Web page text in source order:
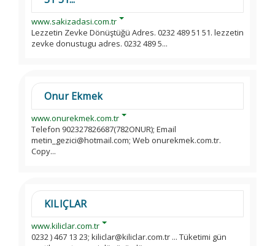
www.sakizadasi.com.tr
Lezzetin Zevke Dönüştüğü Adres. 0232 489 51 51. lezzetin
zevke donustugu adres. 0232 489 5...
Onur Ekmek
www.onurekmek.com.tr
Telefon 902327826687(782ONUR); Email
metin_gezici@hotmail.com; Web onurekmek.com.tr.
Copy...
KILIÇLAR
www.kiliclar.com.tr
0232 ) 467 13 23; kiliclar@kiliclar.com.tr ... Tüketimi gün